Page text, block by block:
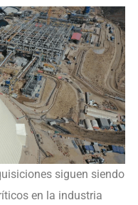
siguen siendo
en la industria